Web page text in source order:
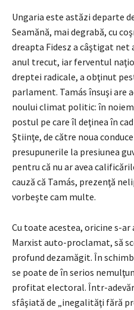
Ungaria este astăzi departe
Seamănă, mai degrabă, cu
dreapta Fidesz a câştigat
anul trecut, iar ferventul
dreptei radicale, a obţinut
parlament. Tamás însuşi are
noului climat politic: în
postul pe care îl deţinea în
Ştiinţe, de către noua
presupunerile la presiunea
pentru că nu ar avea
cauză că Tamás, prezenţă
vorbeşte cam multe.
Cu toate acestea, oricine s-
Marxist auto-proclamat, să
profund dezamăgit. În
se poate de în serios
profitat electoral. Într-
sfâşiată de „inegalităţi fără